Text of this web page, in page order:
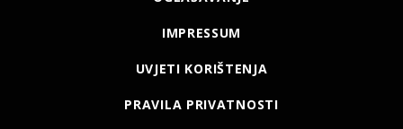
IMPRESSUM
UVJETI KORIŠTENJA
PRAVILA PRIVATNOSTI